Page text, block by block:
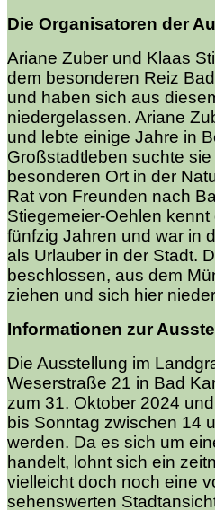
Die Organisatoren der
Ariane Zuber und Klaas
dem besonderen Reiz
und haben sich aus
niedergelassen. Ariane
und lebte einige Jahre in
Großstadtleben suchte
besonderen Ort in der
Rat von Freunden nach
Stiegemeier-Oehlen
fünfzig Jahren und war in
als Urlauber in der Stadt.
beschlossen, aus dem
ziehen und sich hier
Informationen zur
Die Ausstellung im
Weserstraße 21 in Bad
zum 31. Oktober 2024
bis Sonntag zwischen 14
werden. Da es sich um
handelt, lohnt sich ein
vielleicht doch noch eine
sehenswerten